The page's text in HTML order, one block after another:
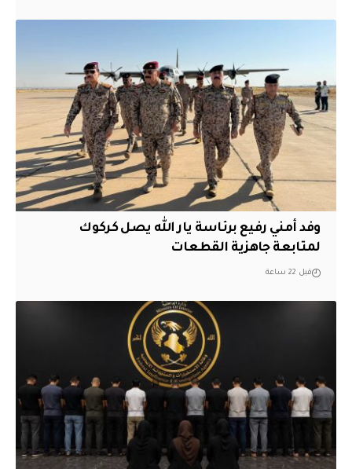
وفد أمني رفيع برئاسة يار الله يصل كركوك
لمتابعة جاهزية القطعات
قبل 22 ساعة